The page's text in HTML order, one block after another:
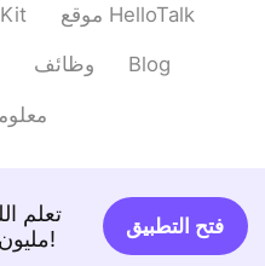
make sure to try
and positive!
Гавайях 🏖
Andrey
موقع HelloTalk
وظائف Blog
مليون متحدث أصلي مجانًا!
فتح التطبيق